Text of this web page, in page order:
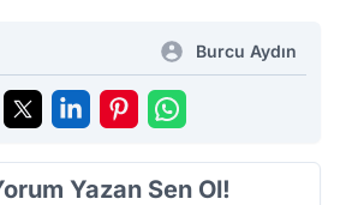
Burcu Aydın
Yazan Sen Ol!